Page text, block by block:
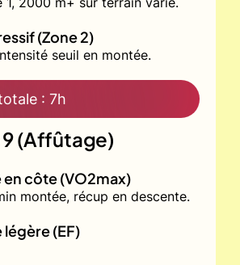
(Zone 2)
seuil en montée.
: 7h
(Affûtage)
en côte (VO2max)
montée, récup en descente.
légère (EF)